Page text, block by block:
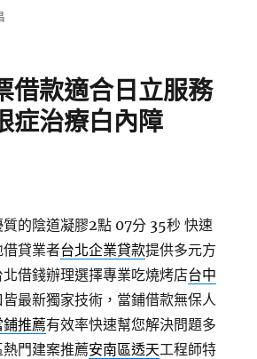
借款適合日立服務
症治療白內障
的陰道凝膠2點 07分 35秒 快速
貸業者台北企業貸款提供多元方
借錢辦理選擇專業吃燒烤店台中
最新獨家技術，當鋪借款無保人
推薦有效率快速幫您解決問題多
門建案推薦安南區透天工程師特